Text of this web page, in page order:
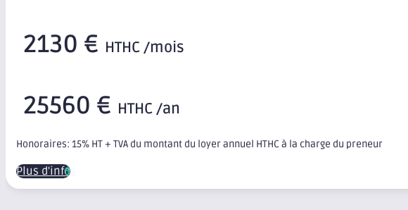
2130 € HTHC /mois
25560 € HTHC /an
Honoraires: 15% HT + TVA du montant du loyer annuel HTHC à la charge du preneur
Plus d'infos